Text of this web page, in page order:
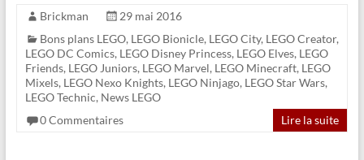
Brickman
29 mai 2016
Bons plans LEGO, LEGO Bionicle, LEGO City, LEGO Creator,
LEGO DC Comics, LEGO Disney Princess, LEGO Elves, LEGO
Friends, LEGO Juniors, LEGO Marvel, LEGO Minecraft, LEGO
Mixels, LEGO Nexo Knights, LEGO Ninjago, LEGO Star Wars,
LEGO Technic, News LEGO
0 Commentaires
Lire la suite